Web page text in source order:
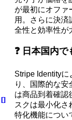
が最初にオファ
用。さらに決済
全性と効率性が
❓ 日本国内
Stripe Identityに
り、国際的な
は商品到着確認
スクは最小化さ
特化機能につい